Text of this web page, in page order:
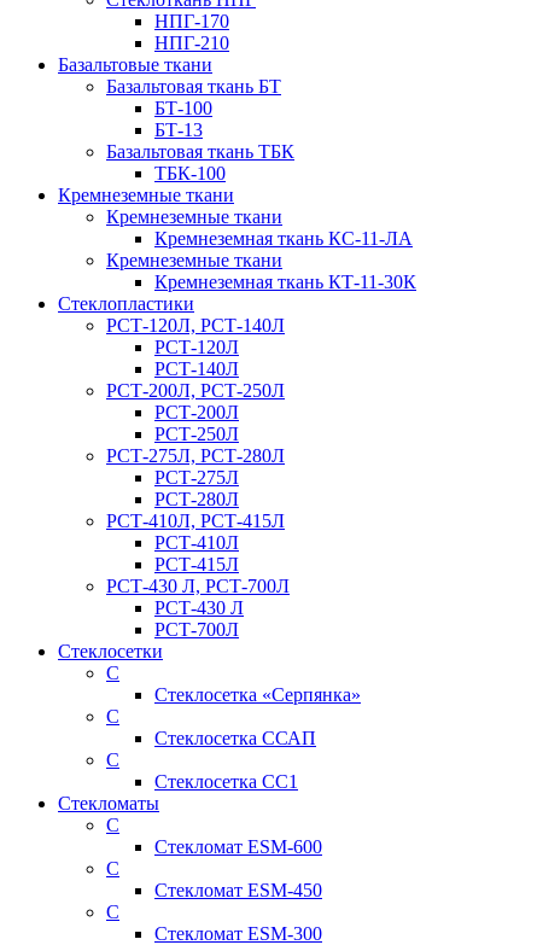
НПГ-170
НПГ-210
Базальтовые ткани
Базальтовая ткань БТ
БТ-100
БТ-13
Базальтовая ткань ТБК
ТБК-100
Кремнеземные ткани
Кремнеземные ткани
Кремнеземная ткань КС-11-ЛА
Кремнеземные ткани
Кремнеземная ткань КТ-11-30К
Стеклопластики
РСТ-120Л, РСТ-140Л
РСТ-120Л
РСТ-140Л
РСТ-200Л, РСТ-250Л
РСТ-200Л
РСТ-250Л
РСТ-275Л, РСТ-280Л
РСТ-275Л
РСТ-280Л
РСТ-410Л, РСТ-415Л
РСТ-410Л
РСТ-415Л
РСТ-430 Л, РСТ-700Л
РСТ-430 Л
РСТ-700Л
Стеклосетки
С
Стеклосетка «Серпянка»
С
Стеклосетка ССАП
С
Стеклосетка СС1
Стекломаты
С
Стекломат ESM-600
С
Стекломат ESM-450
С
Стекломат ESM-300